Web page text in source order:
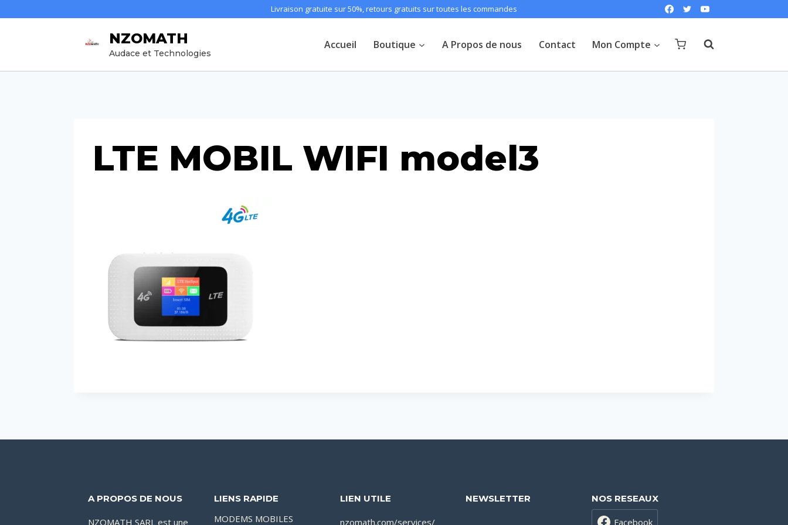
Livraison gratuite sur 50%, retours gratuits sur toutes les commandes
NZOMATH
Audace et Technologies
Accueil Boutique A Propos de nous Contact Mon Compte
LTE MOBIL WIFI model3
A PROPOS DE NOUS
NZOMATH SARL est une
LIENS RAPIDE
MODEMS MOBILES
LIEN UTILE
nzomath.com/services/
NEWSLETTER NOS RESEAUX
Facebook